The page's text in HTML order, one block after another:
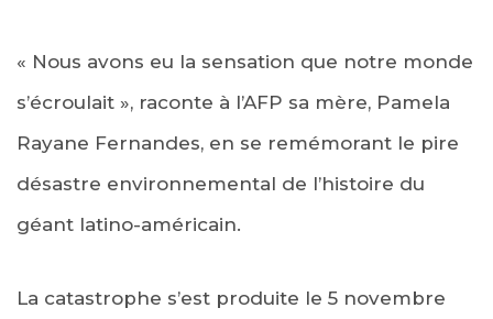
« Nous avons eu la sensation que notre monde
s’écroulait », raconte à l’AFP sa mère, Pamela
Rayane Fernandes, en se remémorant le pire
désastre environnemental de l’histoire du
géant latino-américain.
La catastrophe s’est produite le 5 novembre